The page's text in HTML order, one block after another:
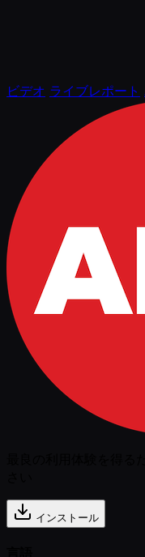
ビデオ ライブレポート
インストール